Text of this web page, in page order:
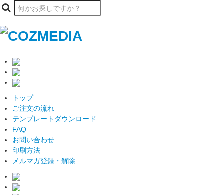
トップ
ご注文の流れ
テンプレートダウンロード
FAQ
お問い合わせ
印刷方法
メルマガ登録・解除